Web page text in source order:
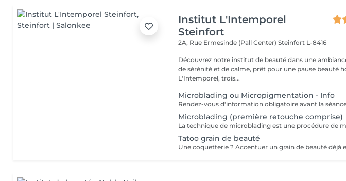
Institut L'Intemporel
Steinfort
2A, Rue Ermesinde (Pall Center)Steinfort L-8416
Découvrez notre institut de beauté dans une
de sérénité et de calme, prêt pour une pause beauté
L'Intemporel, trois...
Microblading ou Micropigmentation - Info
Microblading (première retouche comprise)
Tatoo grain de beauté